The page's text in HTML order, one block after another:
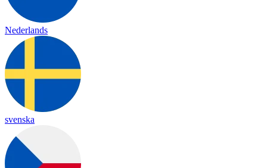
Nederlands
svenska